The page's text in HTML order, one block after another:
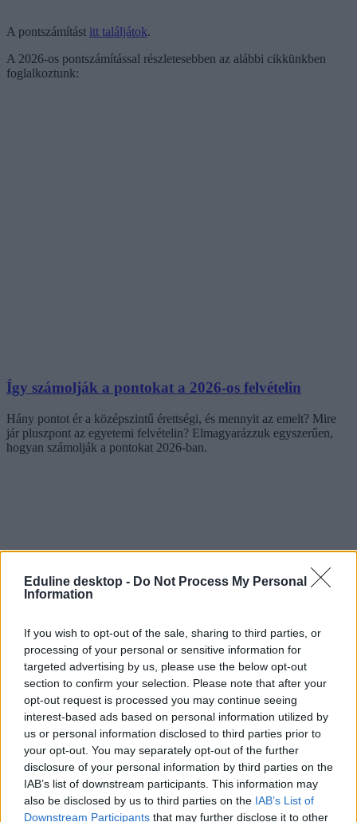
Eduline desktop - Do Not Process My Personal
Information
If you wish to opt-out of the sale, sharing to third parties, or
processing of your personal or sensitive information for
targeted advertising by us, please use the below opt-out
section to confirm your selection. Please note that after your
opt-out request is processed you may continue seeing
interest-based ads based on personal information utilized by
us or personal information disclosed to third parties prior to
your opt-out. You may separately opt-out of the further
disclosure of your personal information by third parties on the
IAB’s list of downstream participants. This information may
also be disclosed by us to third parties on the IAB’s List of
Downstream Participants that may further disclose it to other
A pontszámítást itt találjátok.
A 2026-os pontszámítással részletesebben az alábbi cikkünkben
foglalkoztunk:
Így számolják a pontokat a 2026-os felvételin
Hány pontot ér a középszintű érettségi, és mennyit az emelt? Mire
jár pluszpont az egyetemi felvételin? Elmagyarázzuk egyszerűen,
hogyan számolják a pontokat 2026-ban.
felvételi
pontszámítás
ponthatárok